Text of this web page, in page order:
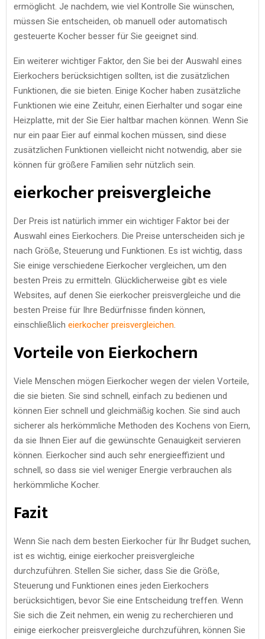
ermöglicht. Je nachdem, wie viel Kontrolle Sie wünschen,
müssen Sie entscheiden, ob manuell oder automatisch
gesteuerte Kocher besser für Sie geeignet sind.
Ein weiterer wichtiger Faktor, den Sie bei der Auswahl eines
Eierkochers berücksichtigen sollten, ist die zusätzlichen
Funktionen, die sie bieten. Einige Kocher haben zusätzliche
Funktionen wie eine Zeituhr, einen Eierhalter und sogar eine
Heizplatte, mit der Sie Eier haltbar machen können. Wenn Sie
nur ein paar Eier auf einmal kochen müssen, sind diese
zusätzlichen Funktionen vielleicht nicht notwendig, aber sie
können für größere Familien sehr nützlich sein.
eierkocher preisvergleiche
Der Preis ist natürlich immer ein wichtiger Faktor bei der
Auswahl eines Eierkochers. Die Preise unterscheiden sich je
nach Größe, Steuerung und Funktionen. Es ist wichtig, dass
Sie einige verschiedene Eierkocher vergleichen, um den
besten Preis zu ermitteln. Glücklicherweise gibt es viele
Websites, auf denen Sie eierkocher preisvergleiche und die
besten Preise für Ihre Bedürfnisse finden können,
einschließlich eierkocher preisvergleichen
Vorteile von Eierkochern
Viele Menschen mögen Eierkocher wegen der vielen Vorteile,
die sie bieten. Sie sind schnell, einfach zu bedienen und
können Eier schnell und gleichmäßig kochen. Sie sind auch
sicherer als herkömmliche Methoden des Kochens von Eiern,
da sie Ihnen Eier auf die gewünschte Genauigkeit servieren
können. Eierkocher sind auch sehr energieeffizient und
schnell, so dass sie viel weniger Energie verbrauchen als
herkömmliche Kocher.
Fazit
Wenn Sie nach dem besten Eierkocher für Ihr Budget suchen,
ist es wichtig, einige eierkocher preisvergleiche
durchzuführen. Stellen Sie sicher, dass Sie die Größe,
Steuerung und Funktionen eines jeden Eierkochers
berücksichtigen, bevor Sie eine Entscheidung treffen. Wenn
Sie sich die Zeit nehmen, ein wenig zu recherchieren und
einige eierkocher preisvergleiche durchzuführen, können Sie